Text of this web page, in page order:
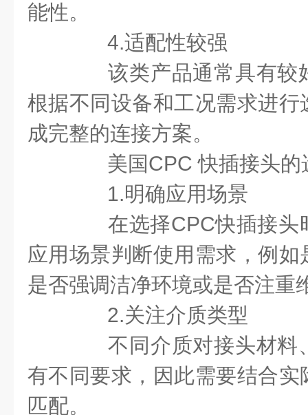
能性。
4.适配性较强
该类产品通常具有较
根据不同设备和工况需求进
成完整的连接方案。
美国CPC 快插接头的
1.明确应用场景
在选择CPC快插接头
应用场景判断使用需求，例
是否强调洁净环境或是否注重
2.关注介质类型
不同介质对接头材料
有不同要求，因此需要结合
匹配。